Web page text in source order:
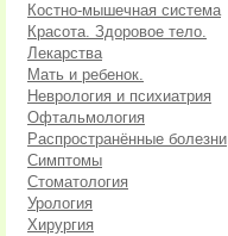
Костно-мышечная система
Красота. Здоровое тело.
Лекарства
Мать и ребенок.
Неврология и психиатрия
Офтальмология
Распространённые болезни
Симптомы
Стоматология
Урология
Хирургия